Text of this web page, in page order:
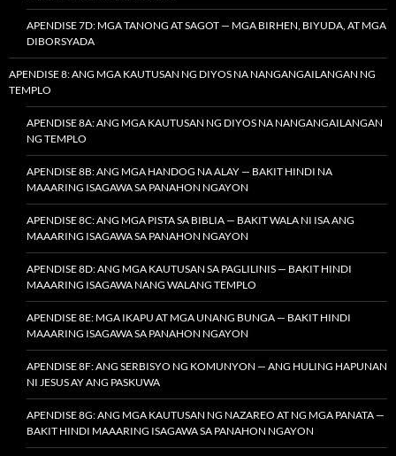
APENDISE 7D: MGA TANONG AT SAGOT — MGA BIRHEN, BIYUDA, AT MGA
DIBORSYADA
APENDISE 8: ANG MGA KAUTUSAN NG DIYOS NA NANGANGAILANGAN NG
TEMPLO
APENDISE 8A: ANG MGA KAUTUSAN NG DIYOS NA NANGANGAILANGAN
NG TEMPLO
APENDISE 8B: ANG MGA HANDOG NA ALAY — BAKIT HINDI NA
MAAARING ISAGAWA SA PANAHON NGAYON
APENDISE 8C: ANG MGA PISTA SA BIBLIA — BAKIT WALA NI ISA ANG
MAAARING ISAGAWA SA PANAHON NGAYON
APENDISE 8D: ANG MGA KAUTUSAN SA PAGLILINIS — BAKIT HINDI
MAAARING ISAGAWA NANG WALANG TEMPLO
APENDISE 8E: MGA IKAPU AT MGA UNANG BUNGA — BAKIT HINDI
MAAARING ISAGAWA SA PANAHON NGAYON
APENDISE 8F: ANG SERBISYO NG KOMUNYON — ANG HULING HAPUNAN
NI JESUS AY ANG PASKUWA
APENDISE 8G: ANG MGA KAUTUSAN NG NAZAREO AT NG MGA PANATA —
BAKIT HINDI MAAARING ISAGAWA SA PANAHON NGAYON